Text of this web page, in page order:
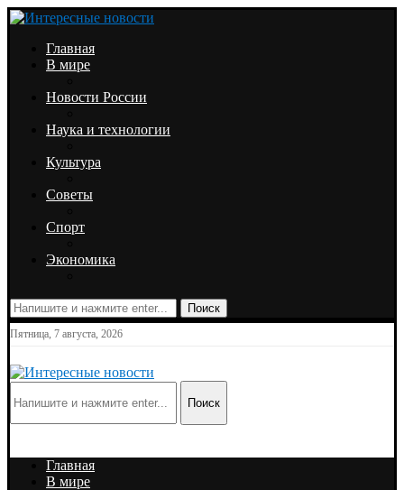
Главная
В мире
Новости России
Наука и технологии
Культура
Советы
Спорт
Экономика
Поиск
Пятница, 7 августа, 2026
Поиск
Главная
В мире